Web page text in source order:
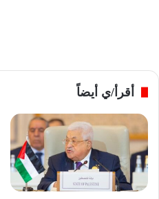
أقرأ/ي أيضاً